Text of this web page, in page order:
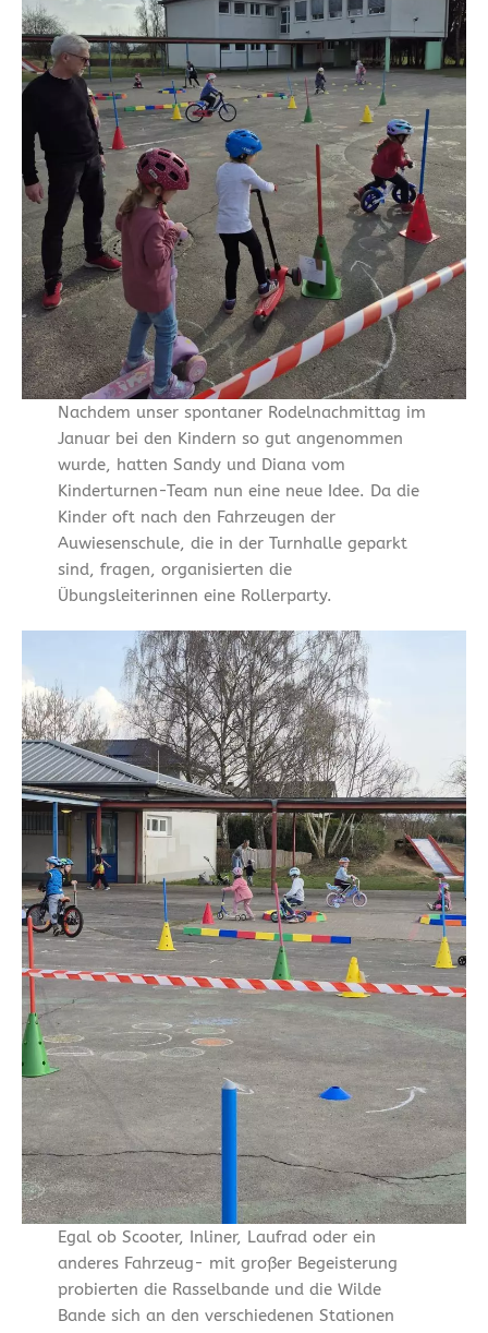
Nachdem unser spontaner Rodelnachmittag im
Januar bei den Kindern so gut angenommen
wurde, hatten Sandy und Diana vom
Kinderturnen-Team nun eine neue Idee. Da die
Kinder oft nach den Fahrzeugen der
Auwiesenschule, die in der Turnhalle geparkt
sind, fragen, organisierten die
Übungsleiterinnen eine Rollerparty.
Egal ob Scooter, Inliner, Laufrad oder ein
anderes Fahrzeug- mit großer Begeisterung
probierten die Rasselbande und die Wilde
Bande sich an den verschiedenen Stationen